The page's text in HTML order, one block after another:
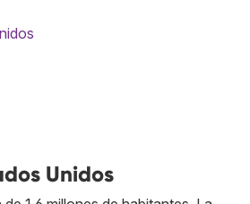
Unidos